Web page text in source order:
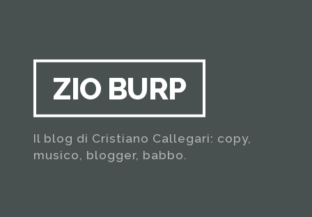
ZIO BURP
Il blog di Cristiano Callegari: copy,
musico, blogger, babbo.